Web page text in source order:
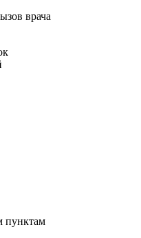
врача
пунктам